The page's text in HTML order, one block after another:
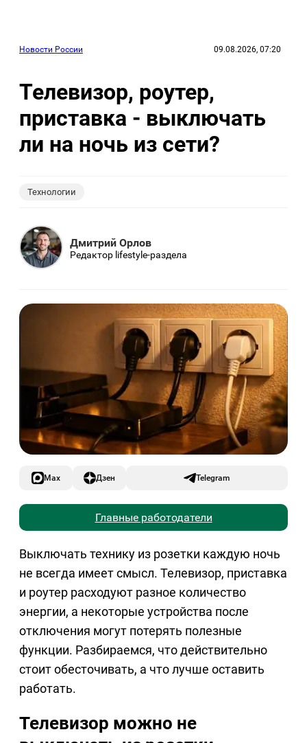
Новости России 09.08.2026, 07:20
Телевизор, роутер,
приставка - выключать
ли на ночь из сети?
Технологии
Дмитрий Орлов
Редактор lifestyle-раздела
Max Дзен Telegram
Главные работодатели
Выключать технику из розетки каждую ночь
не всегда имеет смысл. Телевизор, приставка
и роутер расходуют разное количество
энергии, а некоторые устройства после
отключения могут потерять полезные
функции. Разбираемся, что действительно
стоит обесточивать, а что лучше оставить
работать.
Телевизор можно не